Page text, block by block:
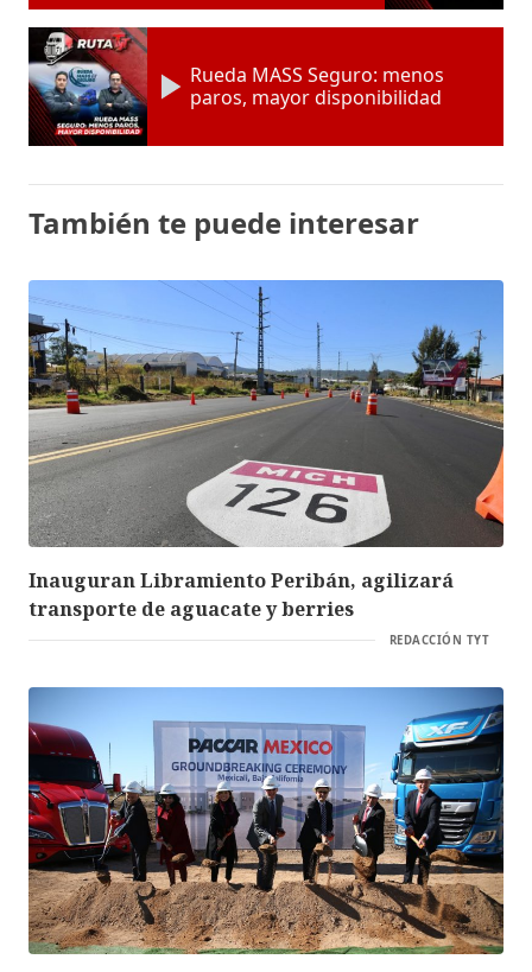
Rueda MASS Seguro: menos
paros, mayor disponibilidad
También te puede interesar
Inauguran Libramiento Peribán, agilizará
transporte de aguacate y berries
REDACCIÓN TYT